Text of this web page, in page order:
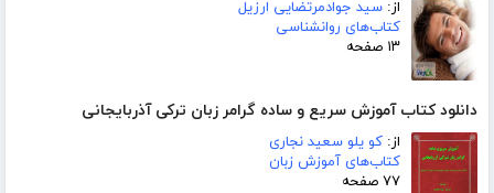
از: سید جوادمرتضایی ارزیل
کتاب‌های روانشناسی
۱۳ صفحه
دانلود کتاب آموزش سریع و ساده گرامر زبان ترکی آذربایجانی
از: کو یلو سعید نجاری
کتاب‌های آموزش زبان
۷۷ صفحه